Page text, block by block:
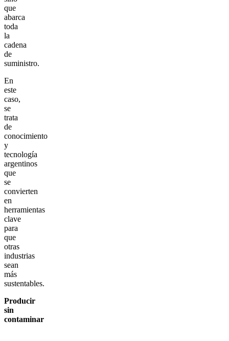
que
abarca
toda
la
cadena
de
suministro.
En
este
caso,
se
trata
de
conocimiento
y
tecnología
argentinos
que
se
convierten
en
herramientas
clave
para
que
otras
industrias
sean
más
sustentables.
Producir
sin
contaminar